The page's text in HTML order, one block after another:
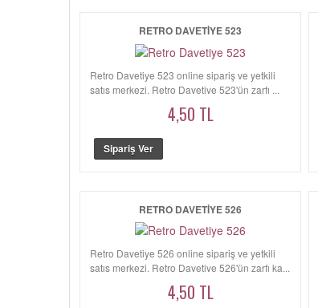
RETRO DAVETIYE 523
Retro Davetiye 523 online sipariş ve yetkili
satış merkezi. Retro Davetiye 523'ün zarfı ...
4,50 TL
RETRO DAVETIYE 526
Retro Davetiye 526 online sipariş ve yetkili
satış merkezi. Retro Davetiye 526'ün zarfı ka...
4,50 TL